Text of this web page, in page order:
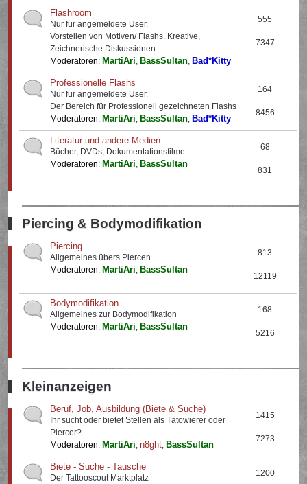
Flashroom
Nur für angemeldete User.
Vorstellen von Motiven/ Flashs. Kreative,
Zeichnerische Diskussionen.
Moderatoren: MartiAri, BassSultan, Bad*Kitty
555
7347
Professionelle Flashs
Nur für angemeldete User.
Der Bereich für Professionell gezeichneten Flashs
Moderatoren: MartiAri, BassSultan, Bad*Kitty
164
8456
Literatur und andere Medien
Bücher, DVDs, Dokumentationsfilme...
Moderatoren: MartiAri, BassSultan
68
831
Piercing & Bodymodifikation
Piercing
Allgemeines übers Piercen
Moderatoren: MartiAri, BassSultan
813
12119
Bodymodifikation
Allgemeines zur Bodymodifikation
Moderatoren: MartiAri, BassSultan
168
5216
Kleinanzeigen
Beruf, Job, Ausbildung (Biete & Suche)
Ihr sucht oder bietet Stellen als Tätowierer oder
Piercer?
Moderatoren: MartiAri,n8ght, BassSultan
1415
7273
Biete - Suche - Tausche
Der Tattooscout Marktplatz
1200